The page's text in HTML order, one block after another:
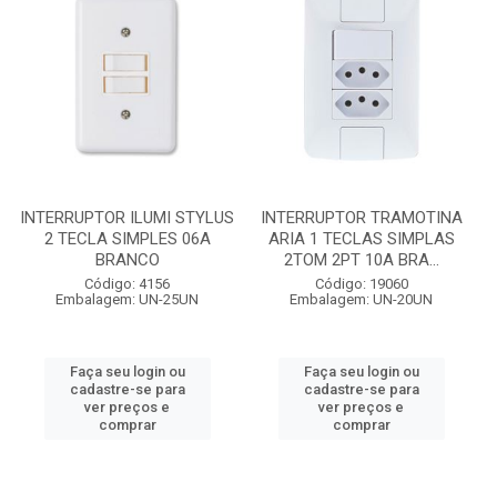
INTERRUPTOR ILUMI STYLUS
2 TECLA SIMPLES 06A
BRANCO
Código: 4156
Embalagem: UN-25UN
Faça seu login ou
cadastre-se para
ver preços e
comprar
INTERRUPTOR TRAMOTINA
ARIA 1 TECLAS SIMPLAS
2TOM 2PT 10A BRA...
Código: 19060
Embalagem: UN-20UN
Faça seu login ou
cadastre-se para
ver preços e
comprar